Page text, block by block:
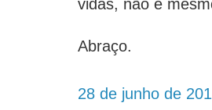
vidas, não é
Abraço.
28 de junho de